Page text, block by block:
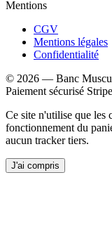
Mentions
CGV
Mentions légales
Confidentialité
© 2026 — Banc Muscu
Paiement sécurisé
Ce site n'utilise que les
fonctionnement du
aucun tracker tiers.
J'ai compris